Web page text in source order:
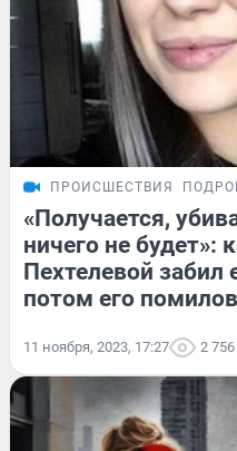
ПРОИСШЕСТВИЯ
«Получается,
ничего не будет»:
Пехтелевой забил
потом его
11 ноября, 2023, 17:27 2 756